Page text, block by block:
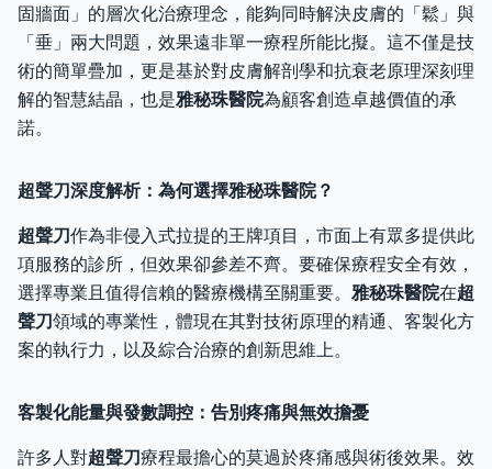
固牆面」的層次化治療理念，能夠同時解決皮膚的「鬆」與
「垂」兩大問題，效果遠非單一療程所能比擬。這不僅是技
術的簡單疊加，更是基於對皮膚解剖學和抗衰老原理深刻理
解的智慧結晶，也是雅秘珠醫院為顧客創造卓越價值的承
諾。
超聲刀深度解析：為何選擇雅秘珠醫院？
超聲刀作為非侵入式拉提的王牌項目，市面上有眾多提供此
項服務的診所，但效果卻參差不齊。要確保療程安全有效，
選擇專業且值得信賴的醫療機構至關重要。 雅秘珠醫院在超
聲刀領域的專業性，體現在其對技術原理的精通、客製化方
案的執行力，以及綜合治療的創新思維上。
客製化能量與發數調控：告別疼痛與無效擔憂
許多人對超聲刀療程最擔心的莫過於疼痛感與術後效果。效